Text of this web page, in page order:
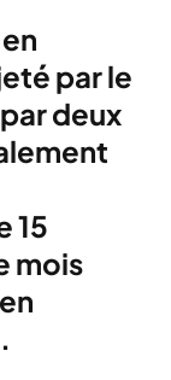
par le
deux
15
mois